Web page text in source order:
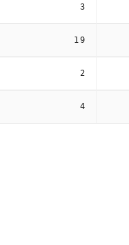
3
blogmedia 19
2
4